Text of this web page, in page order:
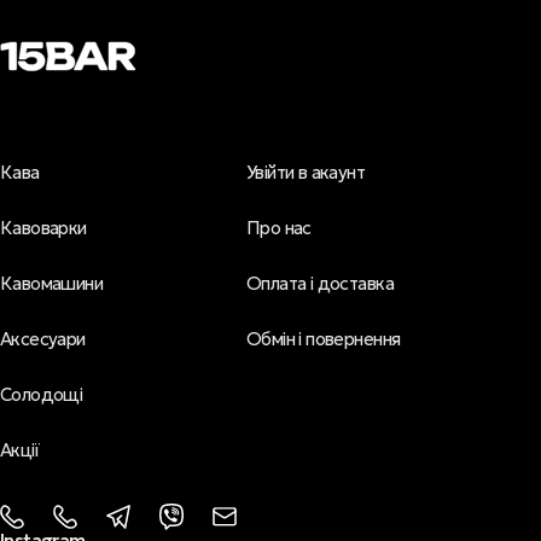
Кава
Кавоварки
Кавомашини
Аксесуари
Солодощі
Акції
Увійти в акаунт
Про нас
Оплата і доставка
Обмін і повернення